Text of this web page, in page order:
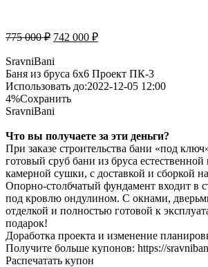
775 000₽ 742 000 ₽
SravniBani
Баня из бруса 6х6 Проект ПК-3
Использовать до:2022-12-05 12:00
4%Сохранить
SravniBani
Что вы получаете за эти деньги?
При заказе строительства бани «под
готовый сруб бани из бруса
камерной сушки, с доставкой и сборкой
Опорно-столбчатый фундамент входит в
под кровлю ондулином. С окнами,
отделкой и полностью готовой к
подарок!
Доработка проекта и изменение
Получите больше купонов: https://
Распечатать купон